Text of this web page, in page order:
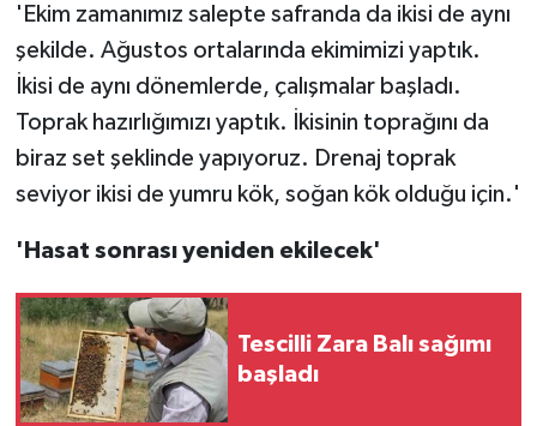
'Ekim zamanımız salepte safranda da ikisi de aynı
şekilde. Ağustos ortalarında ekimimizi yaptık.
İkisi de aynı dönemlerde, çalışmalar başladı.
Toprak hazırlığımızı yaptık. İkisinin toprağını da
biraz set şeklinde yapıyoruz. Drenaj toprak
seviyor ikisi de yumru kök, soğan kök olduğu için.'
'Hasat sonrası yeniden ekilecek'
Tescilli Zara Balı sağımı
başladı